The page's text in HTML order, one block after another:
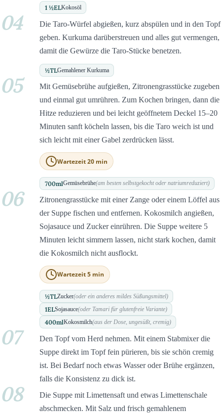
1 ½ELKokosöl
04
Die Taro-Würfel abgießen, kurz abspülen und in den Topf
geben. Kurkuma darüberstreuen und alles gut vermengen,
damit die Gewürze die Taro-Stücke benetzen.
½TLGemahlener Kurkuma
05
Mit Gemüsebrühe aufgießen, Zitronengrasstücke zugeben
und einmal gut umrühren. Zum Kochen bringen, dann die
Hitze reduzieren und bei leicht geöffnetem Deckel 15–20
Minuten sanft köcheln lassen, bis die Taro weich ist und
sich leicht mit einer Gabel zerdrücken lässt.
Wartezeit 20 min
700mlGemüsebrühe(am besten selbstgekocht oder natriumreduziert)
06
Zitronengrasstücke mit einer Zange oder einem Löffel aus
der Suppe fischen und entfernen. Kokosmilch angießen,
Sojasauce und Zucker einrühren. Die Suppe weitere 5
Minuten leicht simmern lassen, nicht stark kochen, damit
die Kokosmilch nicht ausflockt.
Wartezeit 5 min
½TLZucker(oder ein anderes mildes Süßungsmittel)
1ELSojasauce(oder Tamari für glutenfreie Variante)
400mlKokosmilch(aus der Dose, ungesüßt, cremig)
07
Den Topf vom Herd nehmen. Mit einem Stabmixer die
Suppe direkt im Topf fein pürieren, bis sie schön cremig
ist. Bei Bedarf noch etwas Wasser oder Brühe ergänzen,
falls die Konsistenz zu dick ist.
08
Die Suppe mit Limettensaft und etwas Limettenschale
abschmecken. Mit Salz und frisch gemahlenem